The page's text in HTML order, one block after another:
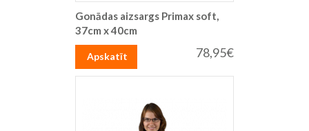
Gonādas aizsargs Primax soft,
37cm x 40cm
78,95€
Apskatīt